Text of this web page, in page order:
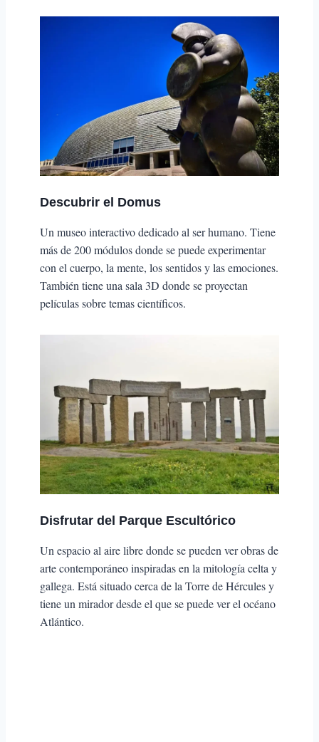
Descubrir el Domus
Un museo interactivo dedicado al ser humano. Tiene
más de 200 módulos donde se puede experimentar
con el cuerpo, la mente, los sentidos y las emociones.
También tiene una sala 3D donde se proyectan
películas sobre temas científicos.
Disfrutar del Parque Escultórico
Un espacio al aire libre donde se pueden ver obras de
arte contemporáneo inspiradas en la mitología celta y
gallega. Está situado cerca de la Torre de Hércules y
tiene un mirador desde el que se puede ver el océano
Atlántico.